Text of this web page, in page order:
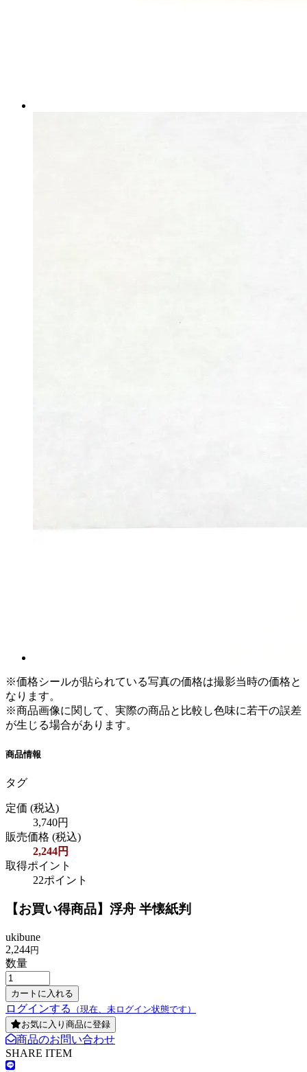
※価格シールが貼られている写真の価格は撮影当時の価格と
なります。
※商品画像に関して、実際の商品と比較し色味に若干の誤差
が生じる場合があります。
商品情報
タグ
定価 (税込)
3,740円
販売価格 (税込)
2,244円
取得ポイント
22ポイント
【お買い得商品】浮舟 半懐紙判
ukibune
2,244円
数量
ログインする
（現在、未ログイン状態です）
お気に入り商品に登録
商品のお問い合わせ
SHARE ITEM